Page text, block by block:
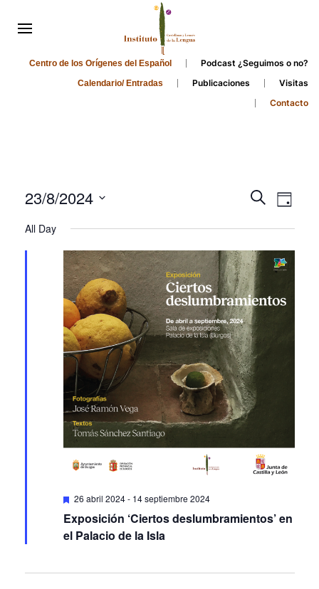
Centro de los Orígenes del Español Podcast ¿Seguimos o no?
Calendario/ Entradas Publicaciones
Visitas
Contacto
Events
and
Views
Search
Day
23/8/2024
date.
All Day
Featured
26 abril 2024- 14 septiembre 2024
Exposición ‘Ciertos deslumbramientos’ en
el Palacio de la Isla